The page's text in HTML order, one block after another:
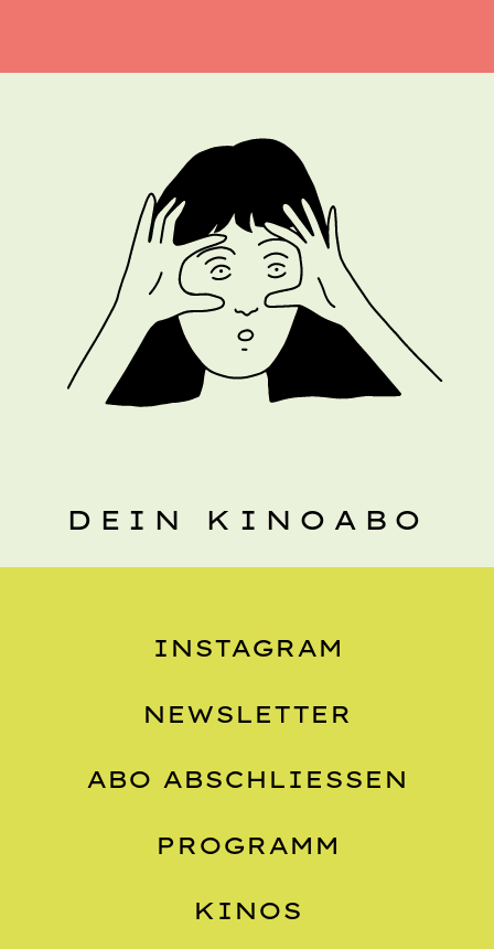
DEIN KINOABO
INSTAGRAM
NEWSLETTER
ABO ABSCHLIESSEN
PROGRAMM
KINOS